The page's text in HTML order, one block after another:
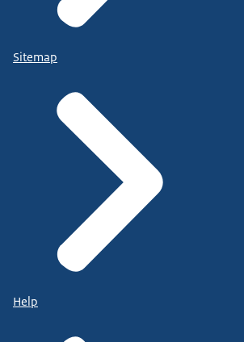
Sitemap
Help